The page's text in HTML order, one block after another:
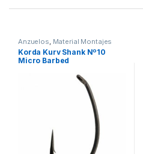
Anzuelos Material Montajes
Korda Kurv Shank Nº10
Micro Barbed